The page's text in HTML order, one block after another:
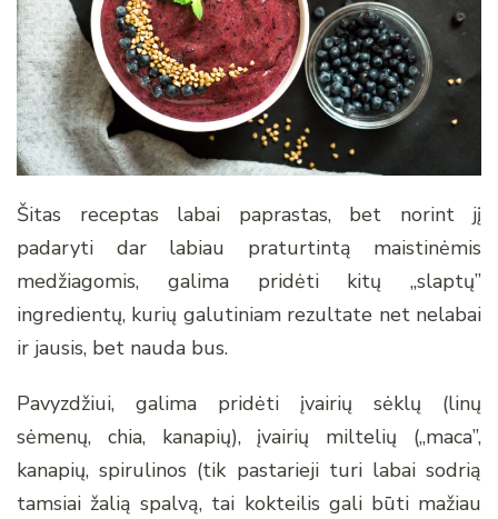
Šitas receptas labai paprastas, bet norint jį
padaryti dar labiau praturtintą maistinėmis
medžiagomis, galima pridėti kitų „slaptų”
ingredientų, kurių galutiniam rezultate net nelabai
ir jausis, bet nauda bus.
Pavyzdžiui, galima pridėti įvairių sėklų (linų
sėmenų, chia, kanapių), įvairių miltelių („maca”,
kanapių, spirulinos (tik pastarieji turi labai sodrią
tamsiai žalią spalvą, tai kokteilis gali būti mažiau